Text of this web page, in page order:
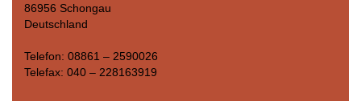
86956 Schongau
Deutschland
Telefon: 08861 – 2590026
Telefax: 040 – 228163919